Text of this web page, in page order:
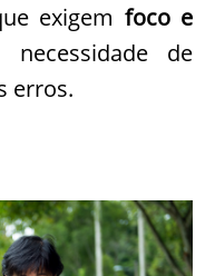
exigem foco e
de
erros.